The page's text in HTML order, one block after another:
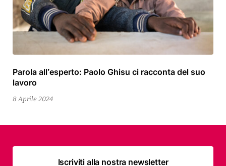
Parola all’esperto: Paolo Ghisu ci racconta del suo
lavoro
8 Aprile 2024
Iscriviti alla nostra newsletter